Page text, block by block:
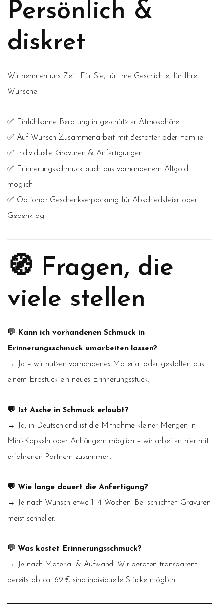
Persönlich &
diskret
Wir nehmen uns Zeit. Für Sie, für Ihre Geschichte, für Ihre
Wünsche.
✅ Einfühlsame Beratung in geschützter Atmosphäre
✅ Auf Wunsch Zusammenarbeit mit Bestatter oder Familie
✅ Individuelle Gravuren & Anfertigungen
✅ Erinnerungsschmuck auch aus vorhandenem Altgold
möglich
✅ Optional: Geschenkverpackung für Abschiedsfeier oder
Gedenktag
🧭 Fragen, die
viele stellen
💬 Kann ich vorhandenen Schmuck in
Erinnerungsschmuck umarbeiten lassen?
→ Ja – wir nutzen vorhandenes Material oder gestalten aus
einem Erbstück ein neues Erinnerungsstück.
💬 Ist Asche in Schmuck erlaubt?
→ Ja, in Deutschland ist die Mitnahme kleiner Mengen in
Mini-Kapseln oder Anhängern möglich – wir arbeiten hier mit
erfahrenen Partnern zusammen.
💬 Wie lange dauert die Anfertigung?
→ Je nach Wunsch etwa 1–4 Wochen. Bei schlichten Gravuren
meist schneller.
💬 Was kostet Erinnerungsschmuck?
→ Je nach Material & Aufwand. Wir beraten transparent –
bereits ab ca. 69 € sind individuelle Stücke möglich.